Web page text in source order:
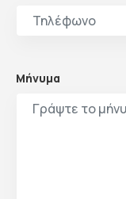
Μήνυμα